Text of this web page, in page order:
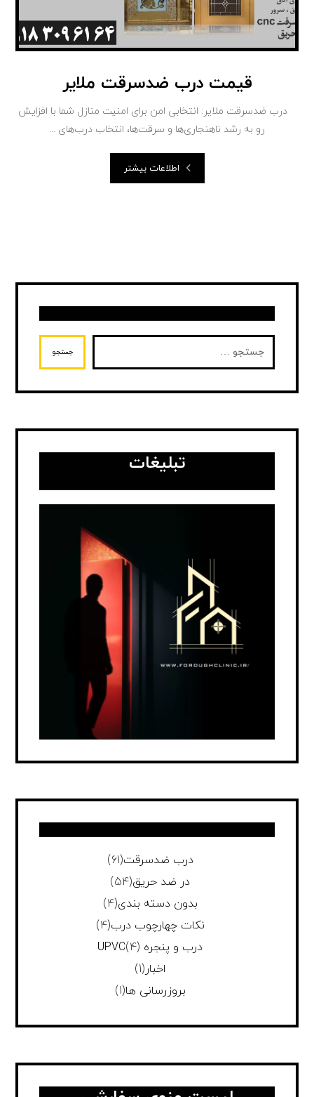
قیمت درب ضدسرقت ملایر
درب ضدسرقت ملایر: انتخابی امن برای امنیت منازل شما با افزایش
رو به رشد ناهنجاری‌ها و سرقت‌ها، انتخاب درب‌های ...
اطلاعات بیشتر
جستجو
تبلیغات
درب ضدسرقت(61)
در ضد حریق(54)
بدون دسته بندی(4)
نکات چهارچوب درب(4)
درب و پنجره UPVC (4)
اخبار(1)
بروزرسانی ها(1)